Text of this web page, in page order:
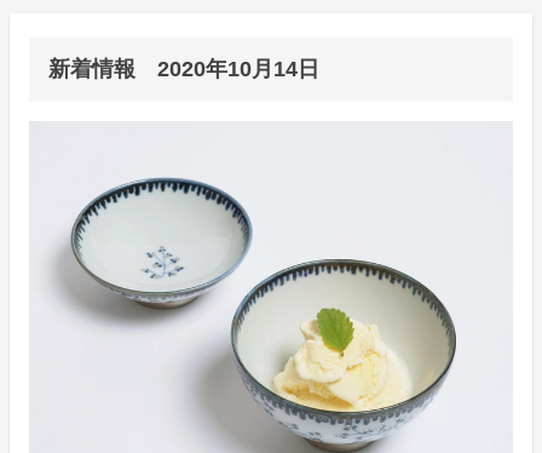
新着情報 2020年10月14日